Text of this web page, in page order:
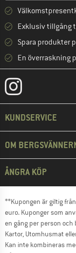
Exklusiv tillgång
Spara produkter
En överraskning
KUNDSERVICE
OM
ÅNGRA KÖP
**Kupongen är giltig
euro. Kuponger som
en gång per person
Kartor, Utomhusmat
Kan inte kombineras